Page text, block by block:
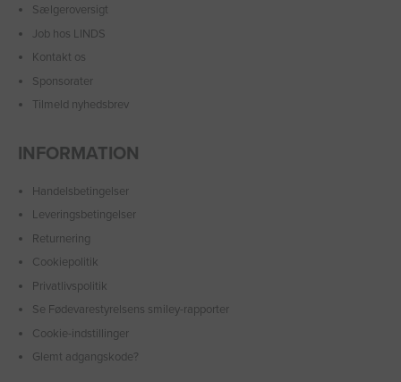
Sælgeroversigt
Job hos LINDS
Kontakt os
Sponsorater
Tilmeld nyhedsbrev
INFORMATION
Handelsbetingelser
Leveringsbetingelser
Returnering
Cookiepolitik
Privatlivspolitik
Se Fødevarestyrelsens smiley-rapporter
Cookie-indstillinger
Glemt adgangskode?